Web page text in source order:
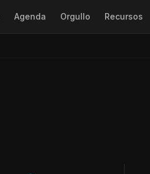
Agenda Orgullo Recursos